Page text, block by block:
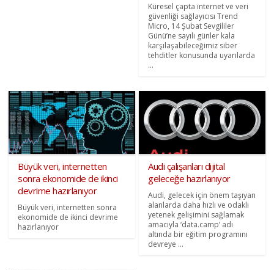
Küresel çapta internet ve veri
güvenliği sağlayıcısı Trend
Micro, 14 Şubat Sevgililer
Günü’ne sayılı günler kala
karşılaşabileceğimiz siber
tehditler konusunda uyarılarda
...
Büyük veri, internetten
sonra ekonomide de ikinci
devrime hazırlanıyor
Büyük veri, internetten sonra
ekonomide de ikinci devrime
hazırlanıyor
Audi çalışanları dijital
geleceğe hazırlanıyor
Audi, gelecek için önem taşıyan
alanlarda daha hızlı ve odaklı
yetenek gelişimini sağlamak
amacıyla ‘data.camp’ adı
altında bir eğitim programını
devreye ...